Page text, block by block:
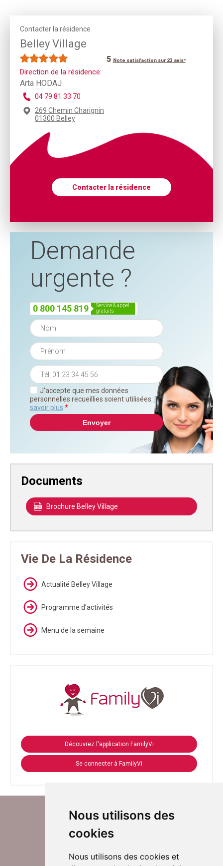
Nous utilisons des
cookies
Nous utilisons des cookies et
Contacter la résidence
Belley Village
5 Note satisfaction sur 23 avis*
Direction de la résidence:
Arta HODAJ
04 79 81 33 70
269 Chemin Charignin
01300 Belley
Contacter la résidence
Demande
urgente ?
0 800 145 819
service & appel
gratuits
J'accepte que mes données
personnelles recueillies soient utilisées. En
savoir plus *
Documents
Brochure Belley Village
Vie De La Résidence
Actualité Belley Village
Programme d'activités
Menu de la semaine
Découvrez l'application FamilyVi
Se connecter à FamilyVi